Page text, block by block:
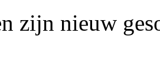
zijn nieuw